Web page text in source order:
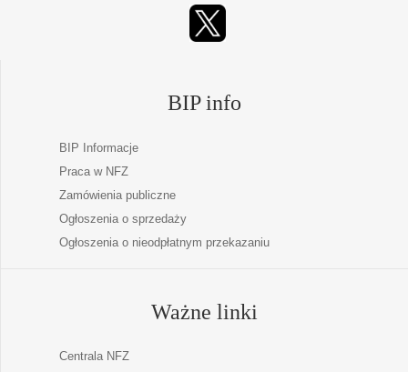
BIP info
BIP Informacje
Praca w NFZ
Zamówienia publiczne
Ogłoszenia o sprzedaży
Ogłoszenia o nieodpłatnym przekazaniu
Ważne linki
Centrala NFZ